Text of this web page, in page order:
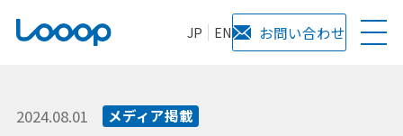
JP EN お問い合わせ
2024.08.01 メディア掲載